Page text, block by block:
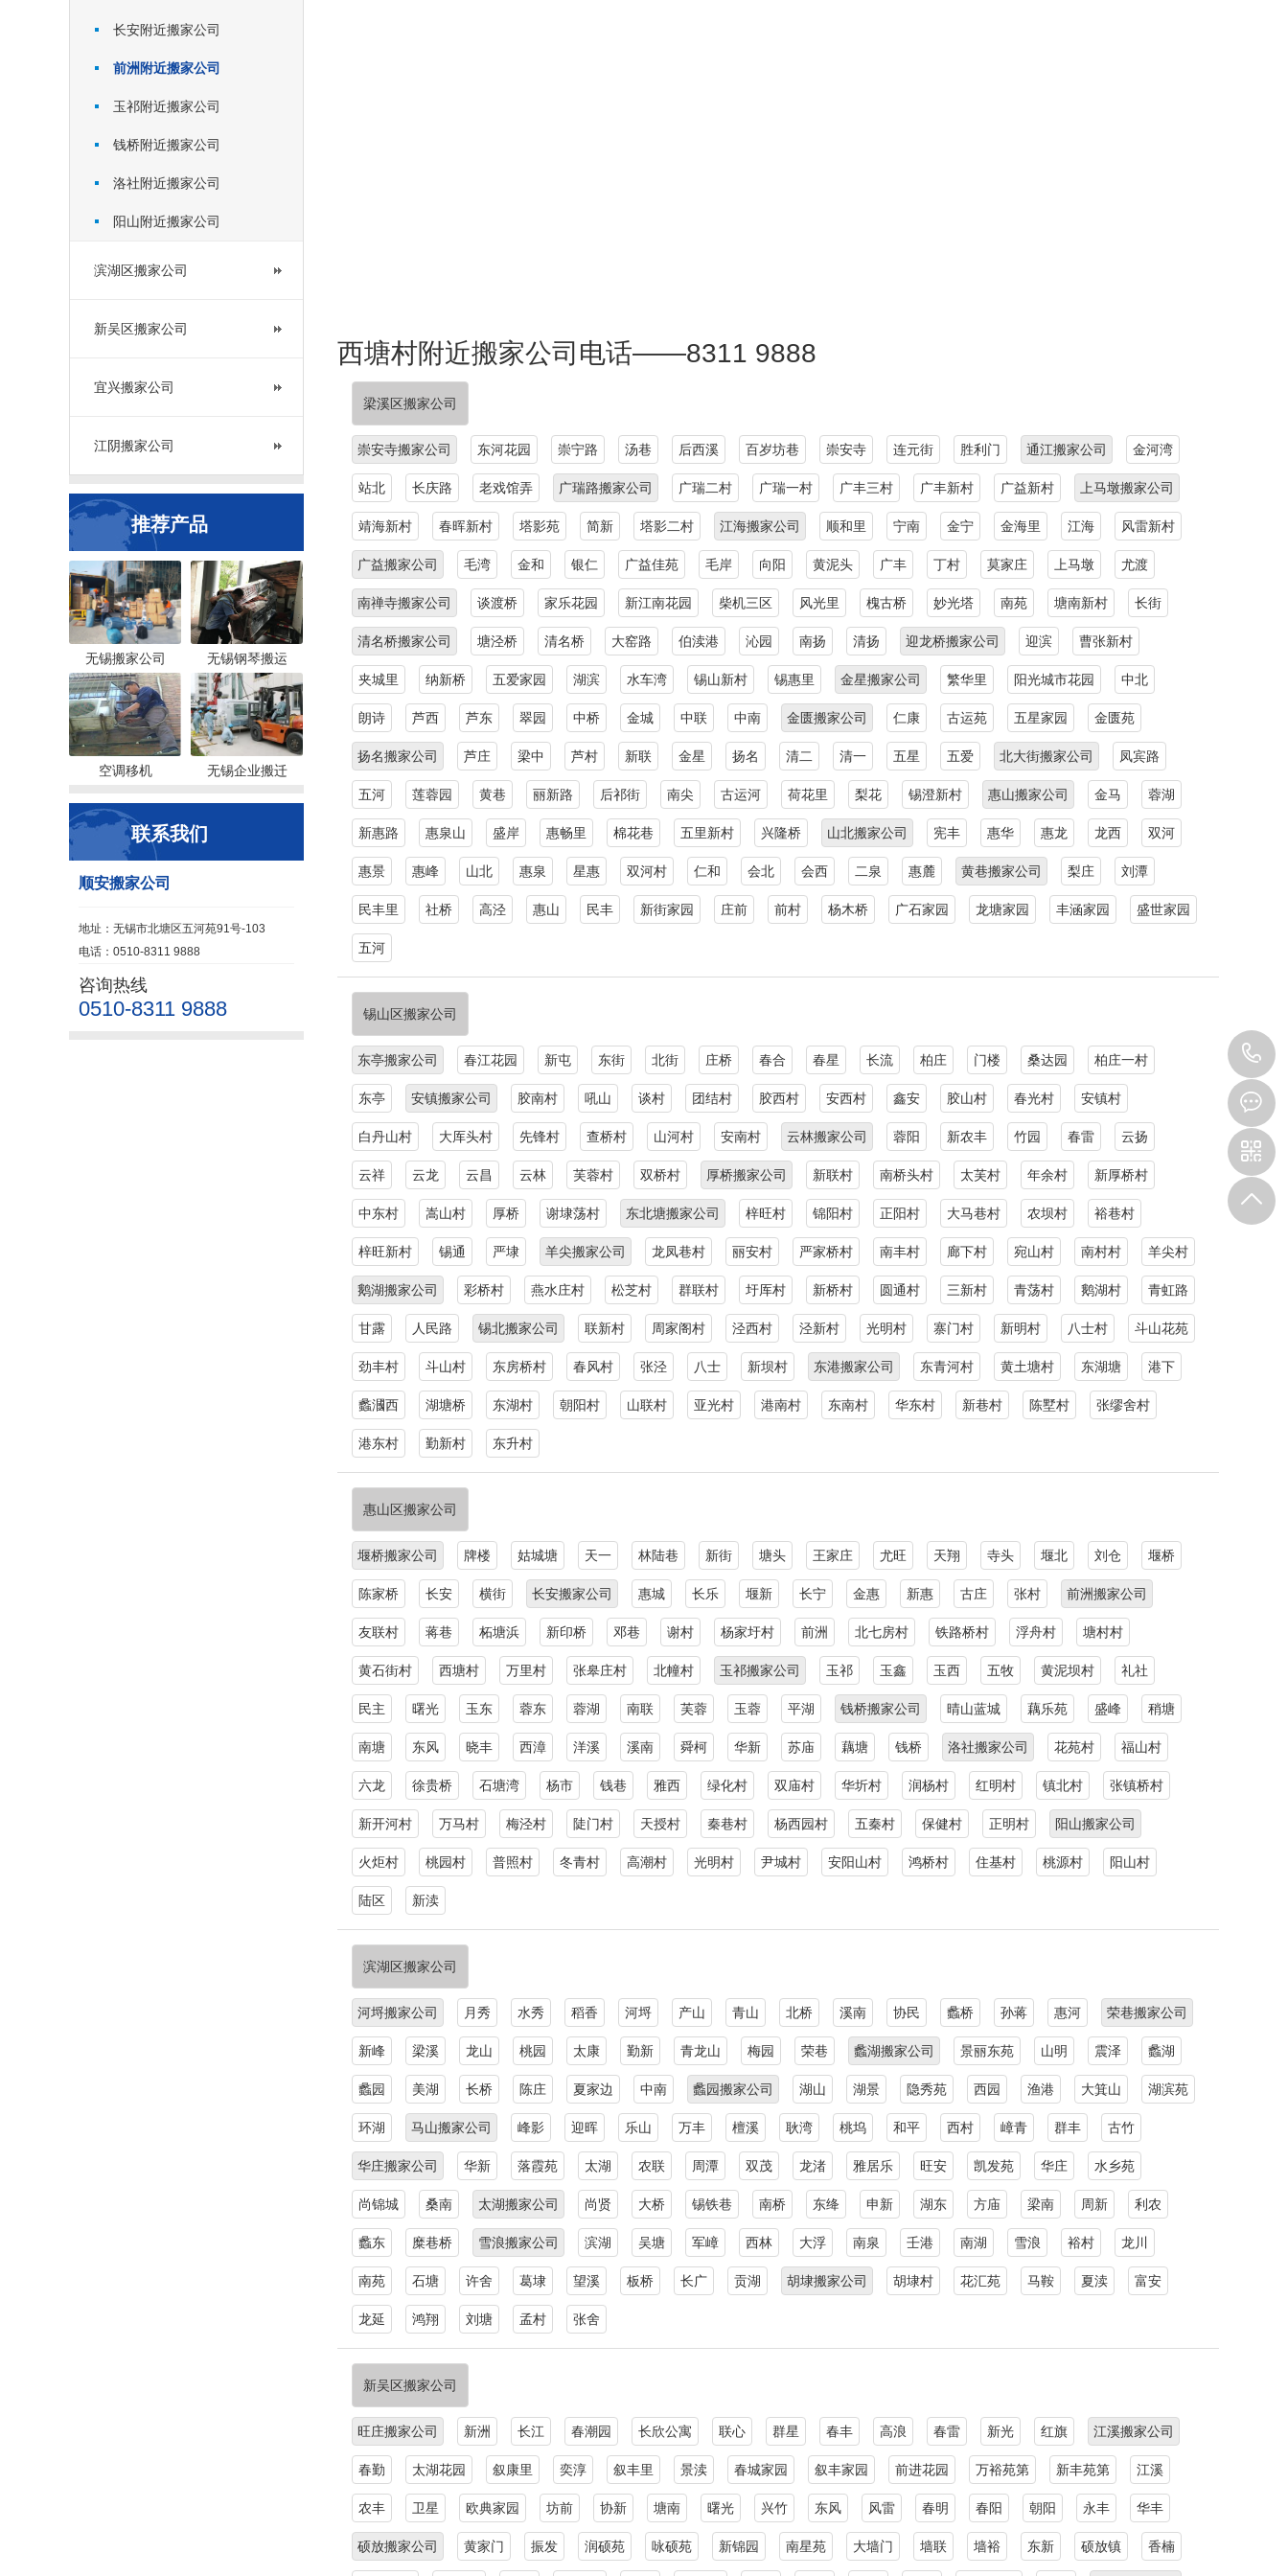
长安附近搬家公司
前洲附近搬家公司
玉祁附近搬家公司
钱桥附近搬家公司
洛社附近搬家公司
阳山附近搬家公司
滨湖区搬家公司
新吴区搬家公司
宜兴搬家公司
江阴搬家公司
推荐产品
无锡搬家公司 无锡钢琴搬运
空调移机 无锡企业搬迁
联系我们
顺安搬家公司
地址：无锡市北塘区五河苑91号-103
电话：0510-8311 9888
咨询热线
0510-8311 9888
西塘村附近搬家公司电话——8311 9888
梁溪区搬家公司
崇安寺搬家公司 东河花园 崇宁路 汤巷 后西溪 百岁坊巷 崇安寺 连元街 胜利门 通江搬家公司 金河湾
站北 长庆路 老戏馆弄 广瑞路搬家公司 广瑞二村 广瑞一村 广丰三村 广丰新村 广益新村 上马墩搬家公司
靖海新村 春晖新村 塔影苑 简新 塔影二村 江海搬家公司 顺和里 宁南 金宁 金海里 江海 风雷新村
广益搬家公司 毛湾 金和 银仁 广益佳苑 毛岸 向阳 黄泥头 广丰 丁村 莫家庄 上马墩 尤渡
南禅寺搬家公司 谈渡桥 家乐花园 新江南花园 柴机三区 风光里 槐古桥 妙光塔 南苑 塘南新村 长街
清名桥搬家公司 塘泾桥 清名桥 大窑路 伯渎港 沁园 南扬 清扬 迎龙桥搬家公司 迎滨 曹张新村
夹城里 纳新桥 五爱家园 湖滨 水车湾 锡山新村 锡惠里 金星搬家公司 繁华里 阳光城市花园 中北
朗诗 芦西 芦东 翠园 中桥 金城 中联 中南 金匮搬家公司 仁康 古运苑 五星家园 金匮苑
扬名搬家公司 芦庄 梁中 芦村 新联 金星 扬名 清二 清一 五星 五爱 北大街搬家公司 凤宾路
五河 莲蓉园 黄巷 丽新路 后祁街 南尖 古运河 荷花里 梨花 锡澄新村 惠山搬家公司 金马 蓉湖
新惠路 惠泉山 盛岸 惠畅里 棉花巷 五里新村 兴隆桥 山北搬家公司 宪丰 惠华 惠龙 龙西 双河
惠景 惠峰 山北 惠泉 星惠 双河村 仁和 会北 会西 二泉 惠麓 黄巷搬家公司 梨庄 刘潭
民丰里 社桥 高泾 惠山 民丰 新街家园 庄前 前村 杨木桥 广石家园 龙塘家园 丰涵家园 盛世家园
五河
锡山区搬家公司
东亭搬家公司 春江花园 新屯 东街 北街 庄桥 春合 春星 长流 柏庄 门楼 桑达园 柏庄一村
东亭 安镇搬家公司 胶南村 吼山 谈村 团结村 胶西村 安西村 鑫安 胶山村 春光村 安镇村
白丹山村 大厍头村 先锋村 查桥村 山河村 安南村 云林搬家公司 蓉阳 新农丰 竹园 春雷 云扬
云祥 云龙 云昌 云林 芙蓉村 双桥村 厚桥搬家公司 新联村 南桥头村 太芙村 年余村 新厚桥村
中东村 嵩山村 厚桥 谢埭荡村 东北塘搬家公司 梓旺村 锦阳村 正阳村 大马巷村 农坝村 裕巷村
梓旺新村 锡通 严埭 羊尖搬家公司 龙凤巷村 丽安村 严家桥村 南丰村 廊下村 宛山村 南村村 羊尖村
鹅湖搬家公司 彩桥村 燕水庄村 松芝村 群联村 圩厍村 新桥村 圆通村 三新村 青荡村 鹅湖村 青虹路
甘露 人民路 锡北搬家公司 联新村 周家阁村 泾西村 泾新村 光明村 寨门村 新明村 八士村 斗山花苑
劲丰村 斗山村 东房桥村 春风村 张泾 八士 新坝村 东港搬家公司 东青河村 黄土塘村 东湖塘 港下
蠡漍西 湖塘桥 东湖村 朝阳村 山联村 亚光村 港南村 东南村 华东村 新巷村 陈墅村 张缪舍村
港东村 勤新村 东升村
惠山区搬家公司
堰桥搬家公司 牌楼 姑城塘 天一 林陆巷 新街 塘头 王家庄 尤旺 天翔 寺头 堰北 刘仓 堰桥
陈家桥 长安 横街 长安搬家公司 惠城 长乐 堰新 长宁 金惠 新惠 古庄 张村 前洲搬家公司
友联村 蒋巷 柘塘浜 新印桥 邓巷 谢村 杨家圩村 前洲 北七房村 铁路桥村 浮舟村 塘村村
黄石街村 西塘村 万里村 张皋庄村 北幢村 玉祁搬家公司 玉祁 玉鑫 玉西 五牧 黄泥坝村 礼社
民主 曙光 玉东 蓉东 蓉湖 南联 芙蓉 玉蓉 平湖 钱桥搬家公司 晴山蓝城 藕乐苑 盛峰 稍塘
南塘 东风 晓丰 西漳 洋溪 溪南 舜柯 华新 苏庙 藕塘 钱桥 洛社搬家公司 花苑村 福山村
六龙 徐贵桥 石塘湾 杨市 钱巷 雅西 绿化村 双庙村 华圻村 润杨村 红明村 镇北村 张镇桥村
新开河村 万马村 梅泾村 陡门村 天授村 秦巷村 杨西园村 五秦村 保健村 正明村 阳山搬家公司
火炬村 桃园村 普照村 冬青村 高潮村 光明村 尹城村 安阳山村 鸿桥村 住基村 桃源村 阳山村
陆区 新渎
滨湖区搬家公司
河埒搬家公司 月秀 水秀 稻香 河埒 产山 青山 北桥 溪南 协民 蠡桥 孙蒋 惠河 荣巷搬家公司
新峰 梁溪 龙山 桃园 太康 勤新 青龙山 梅园 荣巷 蠡湖搬家公司 景丽东苑 山明 震泽 蠡湖
蠡园 美湖 长桥 陈庄 夏家边 中南 蠡园搬家公司 湖山 湖景 隐秀苑 西园 渔港 大箕山 湖滨苑
环湖 马山搬家公司 峰影 迎晖 乐山 万丰 檀溪 耿湾 桃坞 和平 西村 嶂青 群丰 古竹
华庄搬家公司 华新 落霞苑 太湖 农联 周潭 双茂 龙渚 雅居乐 旺安 凯发苑 华庄 水乡苑
尚锦城 桑南 太湖搬家公司 尚贤 大桥 锡铁巷 南桥 东绛 申新 湖东 方庙 梁南 周新 利农
蠡东 糜巷桥 雪浪搬家公司 滨湖 吴塘 军嶂 西林 大浮 南泉 壬港 南湖 雪浪 裕村 龙川
南苑 石塘 许舍 葛埭 望溪 板桥 长广 贡湖 胡埭搬家公司 胡埭村 花汇苑 马鞍 夏渎 富安
龙延 鸿翔 刘塘 孟村 张舍
新吴区搬家公司
旺庄搬家公司 新洲 长江 春潮园 长欣公寓 联心 群星 春丰 高浪 春雷 新光 红旗 江溪搬家公司
春勤 太湖花园 叙康里 奕淳 叙丰里 景渎 春城家园 叙丰家园 前进花园 万裕苑第 新丰苑第 江溪
农丰 卫星 欧典家园 坊前 协新 塘南 曙光 兴竹 东风 风雷 春明 春阳 朝阳 永丰 华丰
硕放搬家公司 黄家门 振发 润硕苑 咏硕苑 新锦园 南星苑 大墙门 墙联 墙裕 东新 硕放镇 香楠